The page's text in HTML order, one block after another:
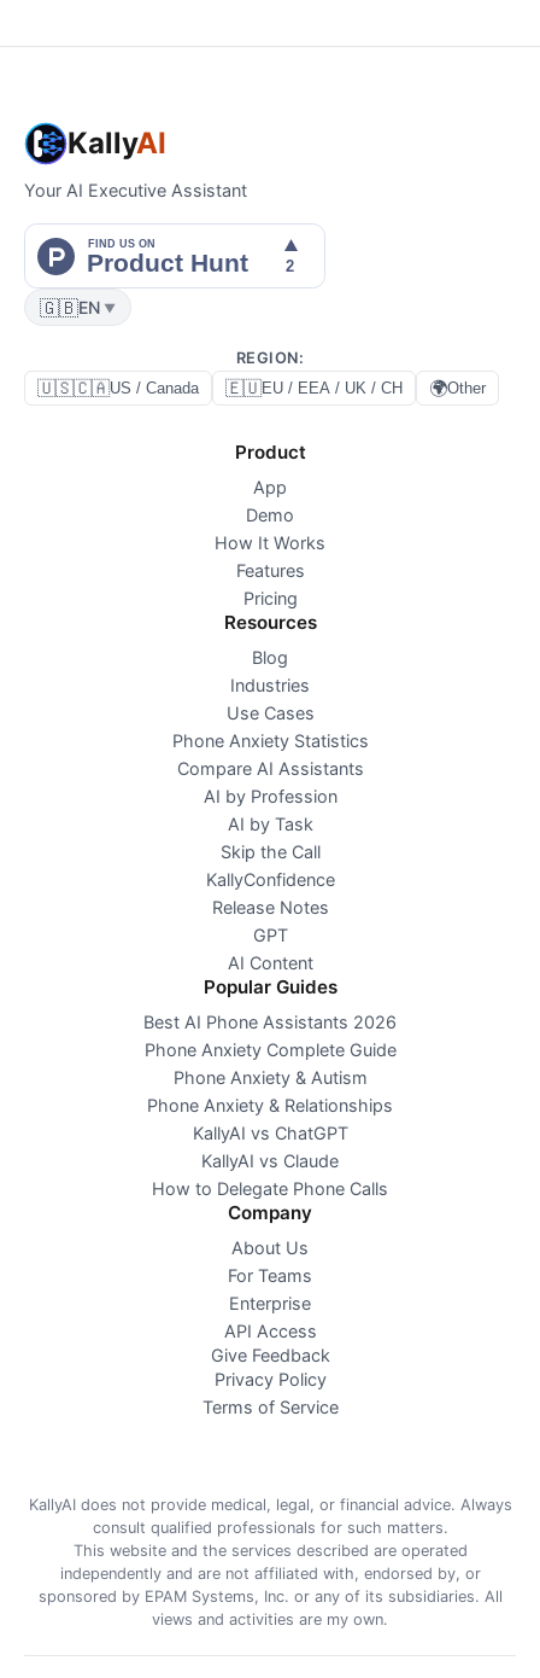
KallyAI
Your AI Executive Assistant
🇬🇧EN ▼
REGION:
🇺🇸🇨🇦US / Canada 🇪🇺EU / EEA / UK / CH 🌍Other
Product
App
Demo
How It Works
Features
Pricing
Resources
Blog
Industries
Use Cases
Phone Anxiety Statistics
Compare AI Assistants
AI by Profession
AI by Task
Skip the Call
KallyConfidence
Release Notes
GPT
AI Content
Popular Guides
Best AI Phone Assistants 2026
Phone Anxiety Complete Guide
Phone Anxiety & Autism
Phone Anxiety & Relationships
KallyAI vs ChatGPT
KallyAI vs Claude
How to Delegate Phone Calls
Company
About Us
For Teams
Enterprise
API Access
Give Feedback
Privacy Policy
Terms of Service
KallyAI does not provide medical, legal, or financial advice. Always
consult qualified professionals for such matters.
This website and the services described are operated
independently and are not affiliated with, endorsed by, or
sponsored by EPAM Systems, Inc. or any of its subsidiaries. All
views and activities are my own.